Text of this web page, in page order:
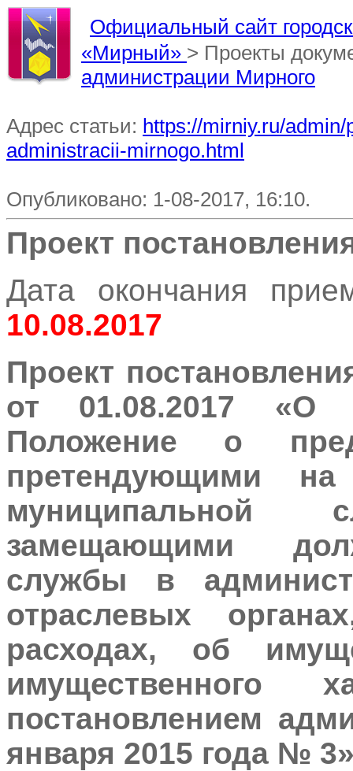
Официальный сайт
«Мирный» > Проекты
администрации Мирного
Адрес статьи: https://mirniy.ru/
administracii-mirnogo.html
Опубликовано: 1-08-2017, 16:10.
Проект
Дата окончания
10.08.2017
Проект
от 01.08.2017 «О
Положение о
претендующими
замещающими
службы в
отраслевых
расходах, об
имущественного
постановлением
января 2015 года №